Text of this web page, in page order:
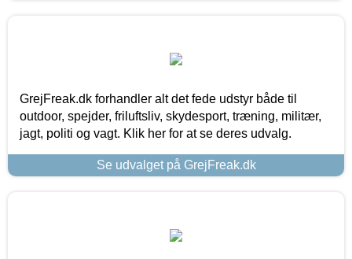
GrejFreak.dk forhandler alt det fede udstyr både til
outdoor, spejder, friluftsliv, skydesport, træning, militær,
jagt, politi og vagt. Klik her for at se deres udvalg.
Se udvalget på GrejFreak.dk